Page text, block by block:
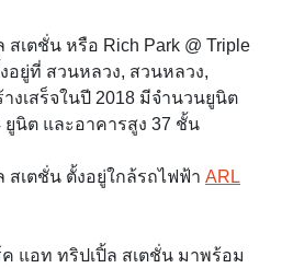
เตชั่น หรือ Rich Park @ Triple
อยู่ที่ สวนหลวง, สวนหลวง,
งเสร็จในปี 2018 มีจำนวนยูนิต
นิต และอาคารสูง 37 ชั้น
สเตชั่น ตั้งอยู่ใกล้รถไฟฟ้า ARL
แอท ทริปเปิ้ล สเตชั่น มาพร้อม